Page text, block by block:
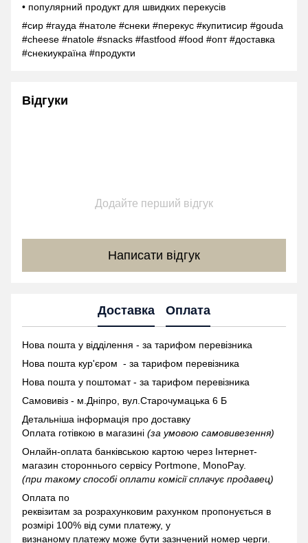
• популярний продукт для швидких перекусів
#сир #гауда #натоле #снеки #перекус #купитисир #gouda
#cheese #natole #snacks #fastfood #food #опт #доставка
#снекиукраїна #продукти
Відгуки
Додайте перший відгук
Написати відгук
Доставка Оплата
Нова пошта у відділення - за тарифом перевізника
Нова пошта кур'єром - за тарифом перевізника
Нова пошта у поштомат - за тарифом перевізника
Самовивіз - м.Дніпро, вул.Старочумацька 6 Б
Детальніша інформація про доставку
Оплата готівкою в магазині (за умовою самовивезення)
Онлайн-оплата банківською картою через Інтернет-
магазин стороннього сервісу Portmone, MonoPay.
(при такому способі оплати комісії сплачує продавец)
Оплата по
реквізитам за розрахунковим рахунком пропонується в
розмірі 100% від суми платежу, у
визнаному платежу може бути зазнчений номер черги.